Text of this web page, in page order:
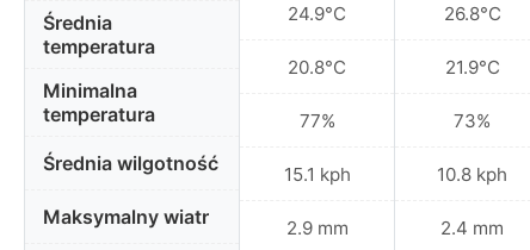
Średnia
temperatura
Minimalna
temperatura
Średnia wilgotność
Maksymalny wiatr
24.9°C
20.8°C
77%
15.1 kph
2.9 mm
26.8°C
21.9°C
73%
10.8 kph
2.4 mm